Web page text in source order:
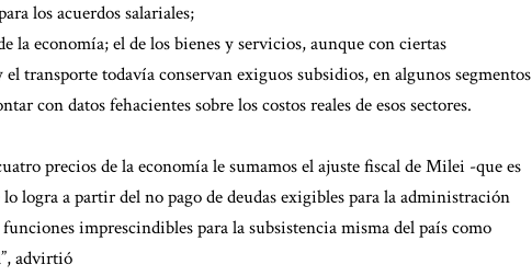
los acuerdos salariales;
la economía; el de los bienes y servicios, aunque con ciertas
transporte todavía conservan exiguos subsidios, en algunos segmentos
con datos fehacientes sobre los costos reales de esos sectores.
precios de la economía le sumamos el ajuste fiscal de Milei -que es
logra a partir del no pago de deudas exigibles para la administración
imprescindibles para la subsistencia misma del país como
advirtió